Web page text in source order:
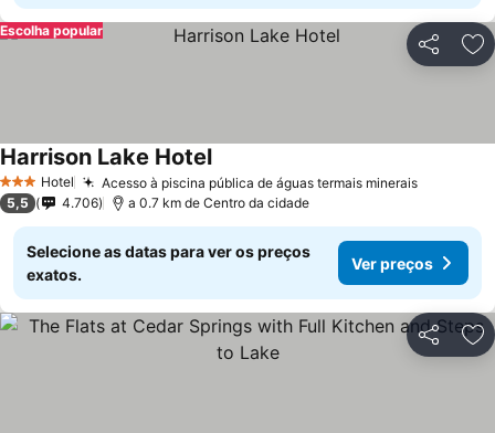
Partilhar
Escolha popular
3 EstrelasHotel Acesso à piscina pública de águas termais minerais
Harrison Lake Hotel
5,5 4.706 a 0.7 km de Centro da cidade
Selecione as datas para ver os preços
exatos.
Ver preços
Partilhar